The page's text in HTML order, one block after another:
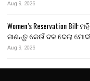
Aug 9, 2026
Women’s Reservation
ଜାଣନ୍ତୁ କେଉଁ ଦଳ ଦେଲା
Aug 9, 2026